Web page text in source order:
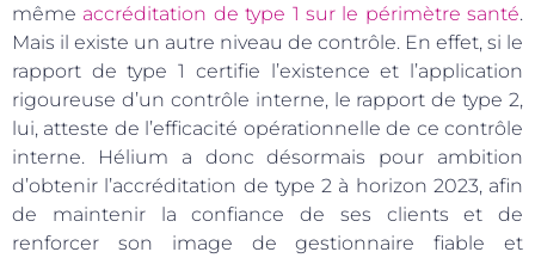
même accréditation de type 1 sur le périmètre santé.
Mais il existe un autre niveau de contrôle. En effet, si le
rapport de type 1 certifie l’existence et l’application
rigoureuse d’un contrôle interne, le rapport de type 2,
lui, atteste de l’efficacité opérationnelle de ce contrôle
interne. Hélium a donc désormais pour ambition
d’obtenir l’accréditation de type 2 à horizon 2023, afin
de maintenir la confiance de ses clients et de
renforcer son image de gestionnaire fiable et